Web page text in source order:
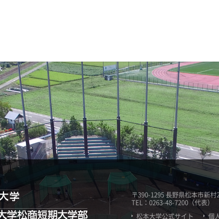
〒390-1295 長野県松本市新村
TEL：0263-48-7200（代表）
松本大学公式サイト
個